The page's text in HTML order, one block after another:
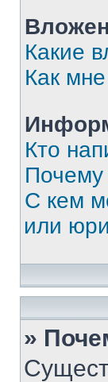
Какие
Как
Кто
Почему
С кем
или
»